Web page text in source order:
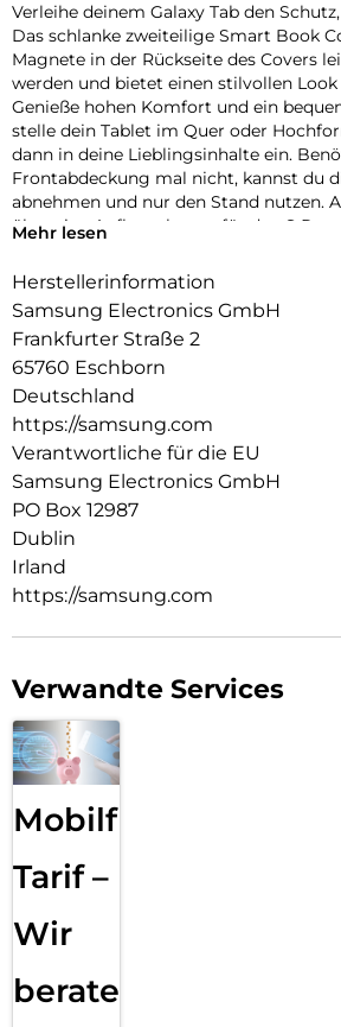
Verleihe deinem Galaxy Tab den
Das schlanke zweiteilige Smart Book
Magnete in der Rückseite des Covers
werden und bietet einen stilvollen
Genieße hohen Komfort und ein
stelle dein Tablet im Quer oder
dann in deine Lieblingsinhalte ein.
Frontabdeckung mal nicht, kannst du
abnehmen und nur den Stand nutzen.
über eine Aufbewahrung für den S
Mehr lesen
Herstellerinformation
Samsung Electronics GmbH
Frankfurter Straße 2
65760 Eschborn
Deutschland
https://samsung.com
Verantwortliche für die EU
Samsung Electronics GmbH
PO Box 12987
Dublin
Irland
https://samsung.com
Verwandte Services
Mobilfunk
Tarif –
Wir
beraten